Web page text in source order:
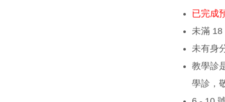
已完成
未滿 18
未有身
教學診
學診，